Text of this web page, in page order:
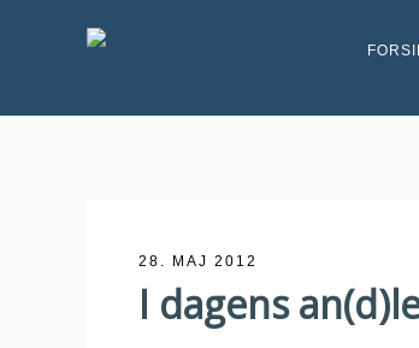
28. MAJ 2012
I dagens